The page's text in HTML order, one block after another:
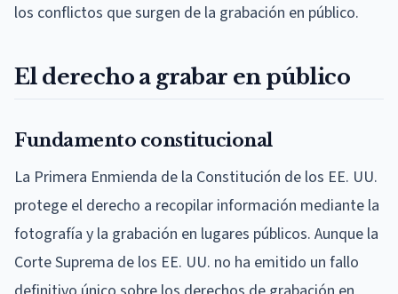
los conflictos que surgen de la grabación en público.
El derecho a grabar en público
Fundamento constitucional
La Primera Enmienda de la Constitución de los EE. UU.
protege el derecho a recopilar información mediante la
fotografía y la grabación en lugares públicos. Aunque la
Corte Suprema de los EE. UU. no ha emitido un fallo